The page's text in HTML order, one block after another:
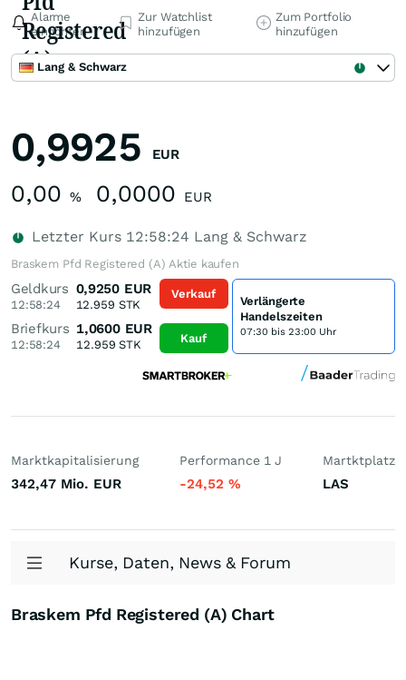
Alarme
einrichten
Zur Watchlist
hinzufügen
Zum Portfolio
hinzufügen
Lang & Schwarz
0,9925 EUR
0,00 % 0,0000 EUR
Letzter Kurs 12:58:24 Lang & Schwarz
Braskem Pfd Registered (A) Aktie kaufen
Geldkurs
12:58:24
0,9250 EUR
12.959 STK
Briefkurs
12:58:24
1,0600 EUR
12.959 STK
Verkauf
Kauf
Verlängerte
Handelszeiten
07:30 bis 23:00 Uhr
Marktkapitalisierung
342,47 Mio. EUR
Performance 1 J
-24,52 %
Martktplatz
LAS
Kurse, Daten, News & Forum
Braskem Pfd Registered (A) Chart